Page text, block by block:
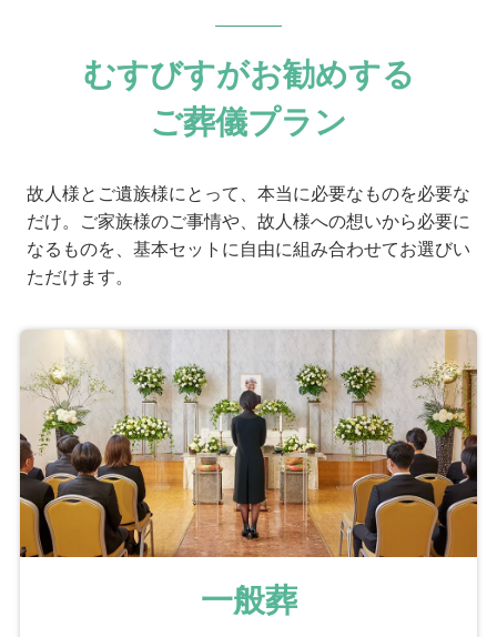
むすびすがお勧めする
ご葬儀プラン
故人様とご遺族様にとって、本当に必要なものを必要な
だけ。ご家族様のご事情や、故人様への想いから必要に
なるものを、基本セットに自由に組み合わせてお選びい
ただけます。
一般葬